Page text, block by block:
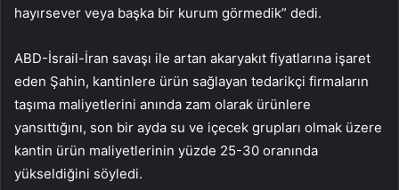
hayırsever veya başka bir kurum görmedik” dedi.
ABD-İsrail-İran savaşı ile artan akaryakıt fiyatlarına işaret
eden Şahin, kantinlere ürün sağlayan tedarikçi firmaların
taşıma maliyetlerini anında zam olarak ürünlere
yansıttığını, son bir ayda su ve içecek grupları olmak üzere
kantin ürün maliyetlerinin yüzde 25-30 oranında
yükseldiğini söyledi.